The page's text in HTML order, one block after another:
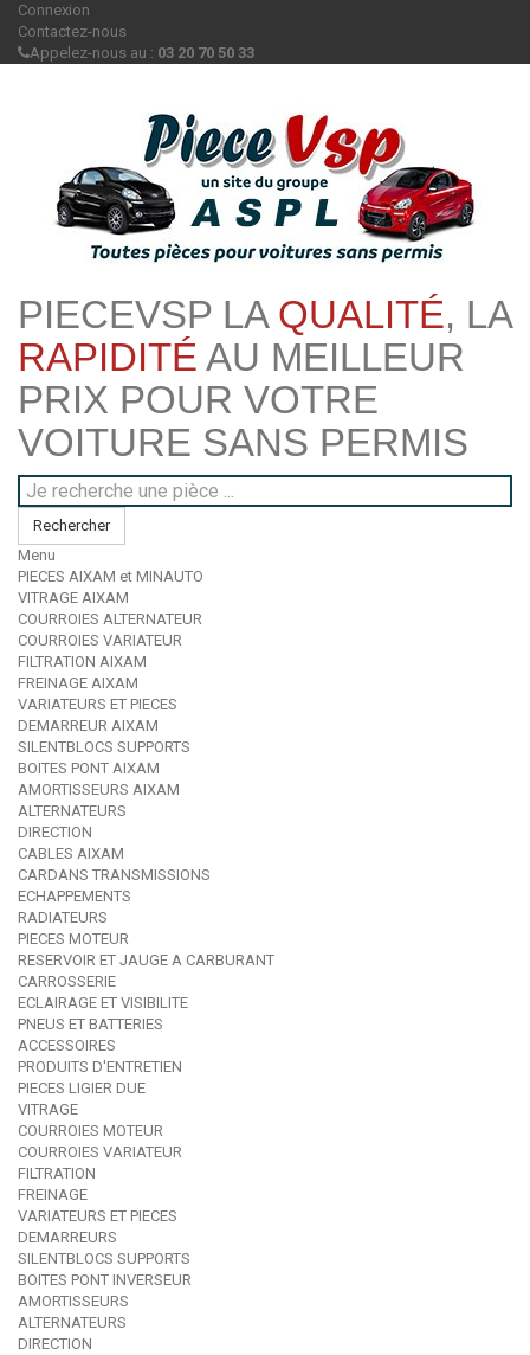
Connexion
Contactez-nous
Appelez-nous au : 03 20 70 50 33
PIECEVSP LA QUALITÉ, LA
RAPIDITÉ AU MEILLEUR
PRIX POUR VOTRE
VOITURE SANS PERMIS
Rechercher
Menu
PIECES AIXAM et MINAUTO
VITRAGE AIXAM
COURROIES ALTERNATEUR
COURROIES VARIATEUR
FILTRATION AIXAM
FREINAGE AIXAM
VARIATEURS ET PIECES
DEMARREUR AIXAM
SILENTBLOCS SUPPORTS
BOITES PONT AIXAM
AMORTISSEURS AIXAM
ALTERNATEURS
DIRECTION
CABLES AIXAM
CARDANS TRANSMISSIONS
ECHAPPEMENTS
RADIATEURS
PIECES MOTEUR
RESERVOIR ET JAUGE A CARBURANT
CARROSSERIE
ECLAIRAGE ET VISIBILITE
PNEUS ET BATTERIES
ACCESSOIRES
PRODUITS D'ENTRETIEN
PIECES LIGIER DUE
VITRAGE
COURROIES MOTEUR
COURROIES VARIATEUR
FILTRATION
FREINAGE
VARIATEURS ET PIECES
DEMARREURS
SILENTBLOCS SUPPORTS
BOITES PONT INVERSEUR
AMORTISSEURS
ALTERNATEURS
DIRECTION